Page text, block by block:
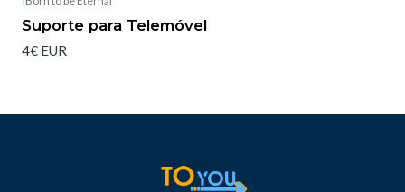
Suporte para Telemóvel
4€ EUR